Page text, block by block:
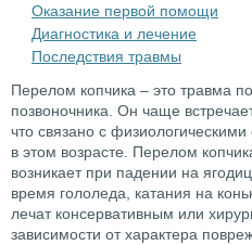
Оказание первой помощи
Диагностика и лечение
Последствия травмы
Перелом копчика – это травма
позвоночника. Он чаще
что связано с
в этом возрасте. Перелом
возникает при падении на
время гололеда, катания на
лечат консервативным или
зависимости от характера